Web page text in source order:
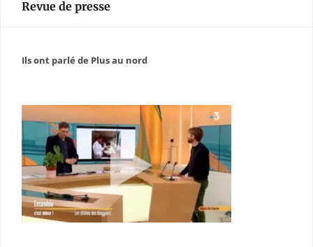
Revue de presse
Ils ont parlé de Plus au nord